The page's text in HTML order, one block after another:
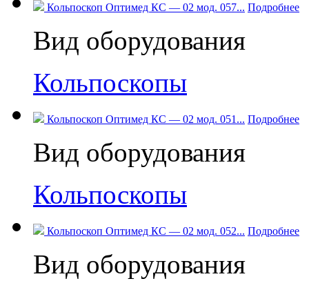
Кольпоскоп Оптимед КС — 02 мод. 057... Подробнее
Вид оборудования
Кольпоскопы
Кольпоскоп Оптимед КС — 02 мод. 051... Подробнее
Вид оборудования
Кольпоскопы
Кольпоскоп Оптимед КС — 02 мод. 052... Подробнее
Вид оборудования